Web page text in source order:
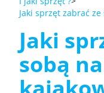
Jaki sprzęt zabrać ze
Jaki
sobą